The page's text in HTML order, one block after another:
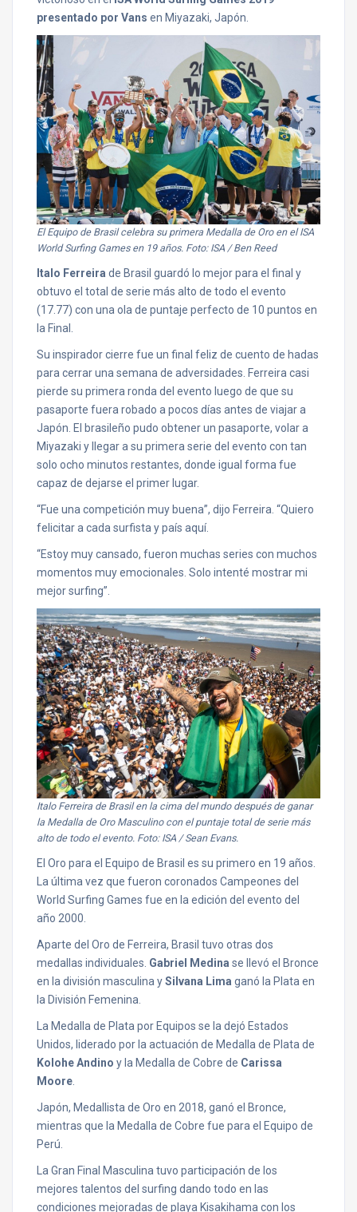
presentado por Vans en Miyazaki, Japón.
El Equipo de Brasil celebra su primera Medalla de Oro en el ISA
World Surfing Games en 19 años. Foto: ISA / Ben Reed
Italo Ferreira de Brasil guardó lo mejor para el final y
obtuvo el total de serie más alto de todo el evento
(17.77) con una ola de puntaje perfecto de 10 puntos en
la Final.
Su inspirador cierre fue un final feliz de cuento de hadas
para cerrar una semana de adversidades. Ferreira casi
pierde su primera ronda del evento luego de que su
pasaporte fuera robado a pocos días antes de viajar a
Japón. El brasileño pudo obtener un pasaporte, volar a
Miyazaki y llegar a su primera serie del evento con tan
solo ocho minutos restantes, donde igual forma fue
capaz de dejarse el primer lugar.
“Fue una competición muy buena”, dijo Ferreira. “Quiero
felicitar a cada surfista y país aquí.
“Estoy muy cansado, fueron muchas series con muchos
momentos muy emocionales. Solo intenté mostrar mi
mejor surfing”.
Italo Ferreira de Brasil en la cima del mundo después de ganar
la Medalla de Oro Masculino con el puntaje total de serie más
alto de todo el evento. Foto: ISA / Sean Evans.
El Oro para el Equipo de Brasil es su primero en 19 años.
La última vez que fueron coronados Campeones del
World Surfing Games fue en la edición del evento del
año 2000.
Aparte del Oro de Ferreira, Brasil tuvo otras dos
medallas individuales. Gabriel Medina se llevó el Bronce
en la división masculina ySilvana Lima ganó la Plata en
la División Femenina.
La Medalla de Plata por Equipos se la dejó Estados
Unidos, liderado por la actuación de Medalla de Plata de
Kolohe Andino y la Medalla de Cobre de Carissa
Moore
Japón, Medallista de Oro en 2018, ganó el Bronce,
mientras que la Medalla de Cobre fue para el Equipo de
Perú.
La Gran Final Masculina tuvo participación de los
mejores talentos del surfing dando todo en las
condiciones mejoradas de playa Kisakihama con los